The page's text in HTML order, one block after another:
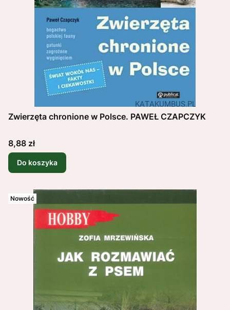
Zwierzęta chronione w Polsce. PAWEŁ CZAPCZYK
Cena
8,88 zł
Do koszyka
Nowość